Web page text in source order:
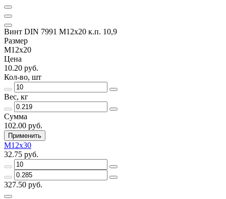
Винт DIN 7991 M12х20 к.п. 10,9
Размер
M12x20
Цена
10.20 руб.
Кол-во, шт
Вес, кг
Сумма
102.00 руб.
Применить
M12x30
32.75 руб.
327.50 руб.